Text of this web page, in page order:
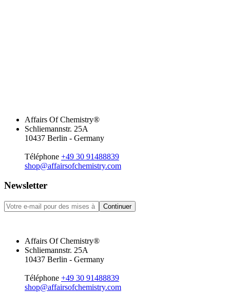
Affairs Of Chemistry®
Schliemannstr. 25A
10437 Berlin - Germany
Téléphone +49 30 91488839
shop@affairsofchemistry.com
Newsletter
Continuer
Affairs Of Chemistry®
Schliemannstr. 25A
10437 Berlin - Germany
Téléphone +49 30 91488839
shop@affairsofchemistry.com